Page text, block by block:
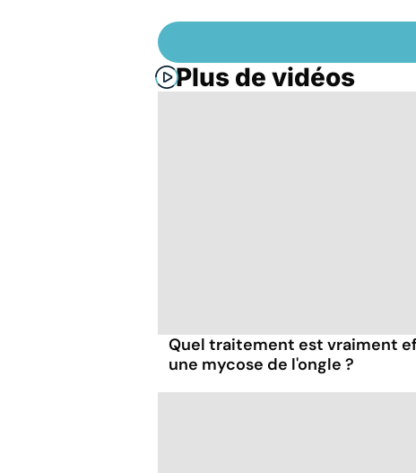
Plus de vidéos
Quel traitement est vraiment
une mycose de l'ongle ?